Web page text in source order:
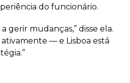
do funcionário.
gerir mudanças,” disse ela.
ativamente — e Lisboa está